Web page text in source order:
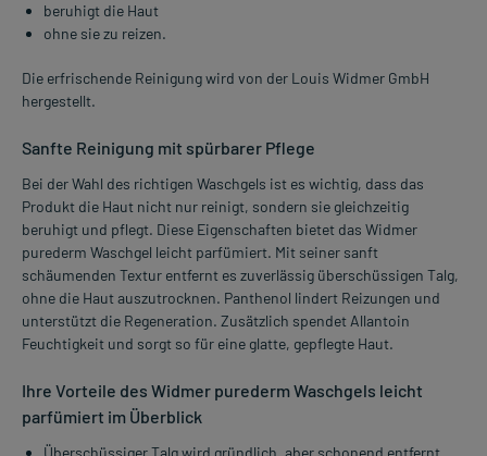
beruhigt die Haut
ohne sie zu reizen.
Die erfrischende Reinigung wird von der Louis Widmer GmbH
hergestellt.
Sanfte Reinigung mit spürbarer Pflege
Bei der Wahl des richtigen Waschgels ist es wichtig, dass das
Produkt die Haut nicht nur reinigt, sondern sie gleichzeitig
beruhigt und pflegt. Diese Eigenschaften bietet das Widmer
purederm Waschgel leicht parfümiert. Mit seiner sanft
schäumenden Textur entfernt es zuverlässig überschüssigen Talg,
ohne die Haut auszutrocknen. Panthenol lindert Reizungen und
unterstützt die Regeneration. Zusätzlich spendet Allantoin
Feuchtigkeit und sorgt so für eine glatte, gepflegte Haut.
Ihre Vorteile des Widmer purederm Waschgels leicht
parfümiert im Überblick
Überschüssiger Talg wird gründlich, aber schonend entfernt